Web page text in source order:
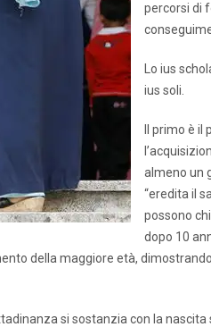
percorsi di
Lo ius
ius soli.
Il primo è
almeno un
“eredita il
possono
dopo 10
della maggiore età,
si sostanzia con la